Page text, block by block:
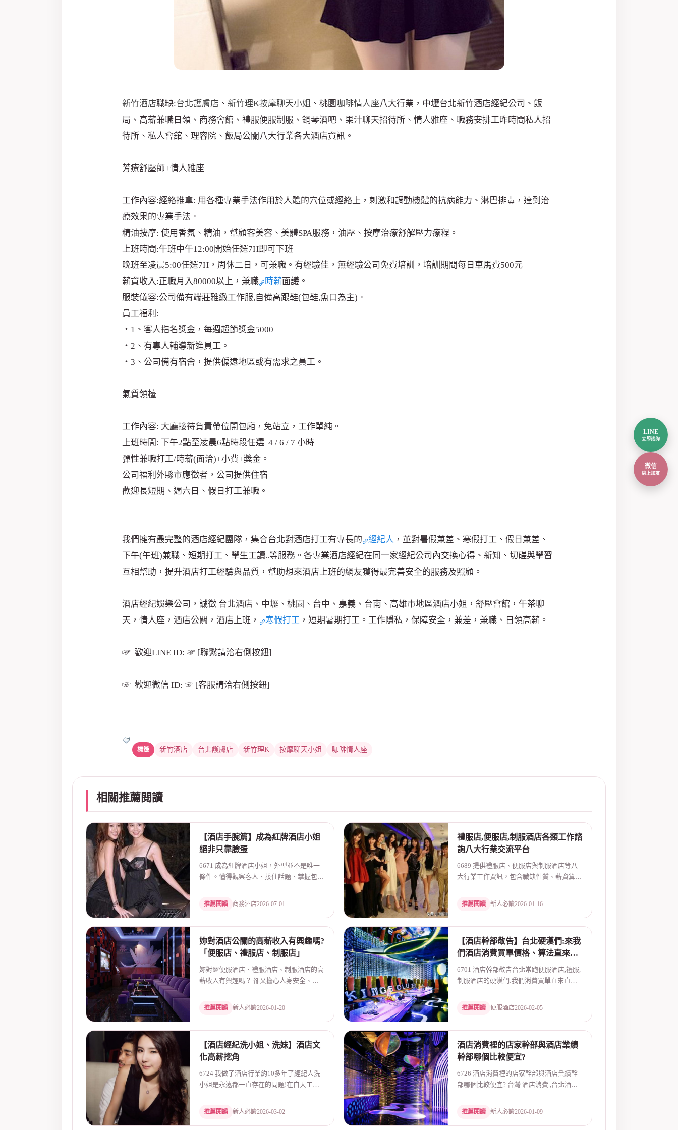
新竹酒店職缺:台北護膚店 、 新竹理K按摩聊天小姐 、桃園 咖啡情人座八大行業，中壢台北新竹酒店經紀公司、飯
局、高薪兼職日領、商務會館、禮服便服制服、鋼琴酒吧、果汁聊天招待所、情人雅座、職務安排工昨時間私人招
待所、私人會舘、理容院、飯局公關八大行業各大酒店資訊。
芳療舒壓師+情人雅座
工作內容:經絡推拿: 用各種專業手法作用於人體的穴位或經絡上，刺激和調動機體的抗病能力、淋巴排毒，達到治
療效果的專業手法。
精油按摩: 使用香氛、精油，幫顧客美容、美體SPA服務，油壓、按摩治療舒解壓力療程。
上班時間:午班中午12:00開始任選7H即可下班
晚班至凌晨5:00任選7H，周休二日，可兼職。有經驗佳，無經驗公司免費培訓，培訓期間每日車馬費500元
薪資收入:正職月入80000以上，兼職
時薪面議。
服裝儀容:公司備有端莊雅緻工作服,自備高跟鞋(包鞋,魚口為主)。
員工福利:
‧1、客人指名獎金，每週超節獎金5000
‧2、有專人輔導新進員工。
‧3、公司備有宿舍，提供偏遠地區或有需求之員工。
氣質領檯
工作內容: 大廳接待負責帶位開包廂，免站立，工作單純。
上班時間: 下午2點至凌晨6點時段任選 4 / 6 / 7 小時
彈性兼職打工/時薪(面洽)+小費+獎金。
公司福利外縣市應徵者，公司提供住宿
歡迎長短期、週六日、假日打工兼職。
我們擁有最完整的酒店經紀團隊，集合台北對酒店打工有專長的 經紀人 ，並對暑假兼差、寒假打工、假日兼差、
下午(午班)兼職、短期打工、學生工讀..等服務。各專業酒店經紀在同一家經紀公司內交換心得、新知、切磋與學習
互相幫助，提升酒店打工經驗與品質，幫助想來酒店上班的網友獲得最完善安全的服務及照顧。
酒店經紀娛樂公司，誠徵 台北酒店、中壢、桃園、台中、嘉義、台南、高雄市地區酒店小姐，舒壓會館，午茶聊
天，情人座，酒店公關，酒店上班，
寒假打工 ，短期暑期打工。工作隱私，保障安全，兼差，兼職、日領高薪。
☞ 歡迎LINE ID: ☞ [聯繫請洽右側按鈕]
☞ 歡迎微信 ID: ☞ [客服請洽右側按鈕]
新竹酒店 台北護膚店 新竹理K 按摩聊天小姐 咖啡情人座
相關推薦閱讀
【酒店手腕篇】成為紅牌酒店小姐
絕非只靠臉蛋
6671 成為紅牌酒店小姐，外型並不是唯一
條件。懂得觀察客人、接住話題、掌握包廂
推薦閱讀 商務酒店2026-07-01
禮服店,便服店,制服酒店各類工作諮
詢八大行業交流平台
6689 提供禮服店、便服店與制服酒店等八
大行業工作資訊，包含職缺性質、薪資算
推薦閱讀 新人必讀2026-01-16
妳對酒店公關的高薪收入有興趣嗎?
「便服店、禮服店、制服店」
妳對💯便服酒店、禮服酒店、制服酒店的高
薪收入有興趣嗎？ 卻又擔心人身安全、害
推薦閱讀 新人必讀2026-01-20
【酒店幹部敬告】台北硬漢們:來我
們酒店消費買單價格、算法直來直
往:不囉嗦!
6701 酒店幹部敬告台北常跑便服酒店,禮服,
制服酒店的硬漢們:我們消費買單直來直往:
推薦閱讀 便服酒店2026-02-05
【酒店經紀洗小姐、洗妹】酒店文
化高薪挖角
6724 我做了酒店行業約10多年了經紀人洗
小姐是永遠都一直存在的問題!在白天工作
推薦閱讀 新人必讀2026-03-02
酒店消費裡的店家幹部與酒店業績
幹部哪個比較便宜?
6726 酒店消費裡的店家幹部與酒店業績幹
部哪個比較便宜? 台灣 酒店消費 ,台北酒店
推薦閱讀 新人必讀2026-01-09
LINE
立即諮詢
微信
線上加友